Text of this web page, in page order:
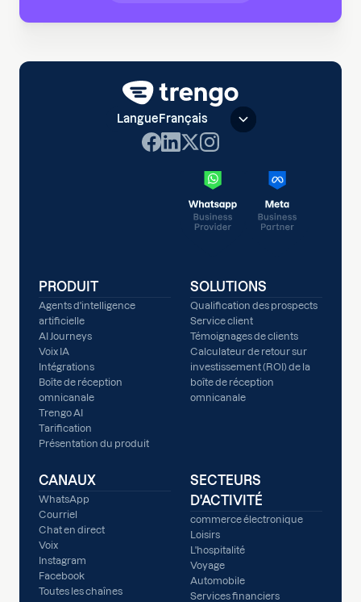
Langue Français
PRODUIT
Agents d'intelligence
artificielle
AI Journeys
Voix IA
Intégrations
Boîte de réception
omnicanale
Trengo AI
Tarification
Présentation du produit
SOLUTIONS
Qualification des prospects
Service client
Témoignages de clients
Calculateur de retour sur
investissement (ROI) de la
boîte de réception
omnicanale
CANAUX
WhatsApp
Courriel
Chat en direct
Voix
Instagram
Facebook
Toutes les chaînes
SECTEURS
D'ACTIVITÉ
commerce électronique
Loisirs
L'hospitalité
Voyage
Automobile
Services financiers